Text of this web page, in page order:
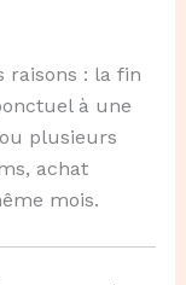
raisons : la fin
à une
plusieurs
achat
mois.